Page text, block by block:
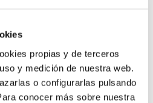
propias y de terceros
y medición de nuestra web.
o configurarlas pulsando
conocer más sobre nuestra
de las
unificadas